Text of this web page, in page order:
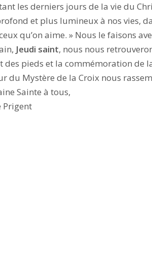
les derniers jours de la vie du
et plus lumineux à nos vies,
qu’on aime. » Nous le faisons
Jeudi saint, nous nous
des pieds et la commémoration de
du Mystère de la Croix nous
Sainte à tous,
Prigent